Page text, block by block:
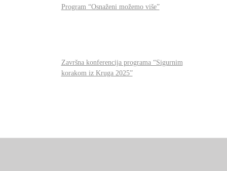
Program “Osnaženi možemo više”
Završna konferencija programa “Sigurnim
korakom iz Kruga 2025”